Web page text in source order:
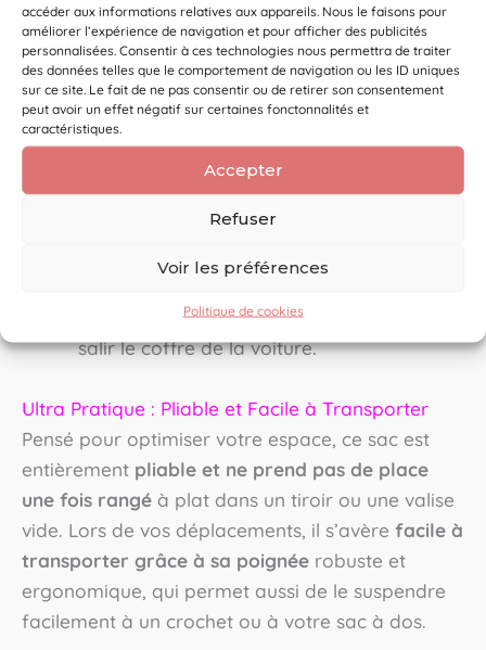
accéder aux informations relatives aux appareils. Nous le faisons pour
améliorer l’expérience de navigation et pour afficher des publicités
personnalisées. Consentir à ces technologies nous permettra de traiter
des données telles que le comportement de navigation ou les ID uniques
sur ce site. Le fait de ne pas consentir ou de retirer son consentement
peut avoir un effet négatif sur certaines fonctonnalités et
caractéristiques.
Accepter
Refuser
Voir les préférences
Politique de cookies
dans un tissu certifié Oeko-Tex, ce sac est
totalementimperméable et lavable.
Pour les sportifs :C’est le sac idéal pour
unjoueur de foot
ranger ses crampons pleins de terre après
le match.
Pour les amoureux de la nature :
balade pluvieuse
salir le coffre de la voiture.
Ultra Pratique : Pliable et Facile à Transporter
Pensé pour optimiser votre espace, ce sac est
entièrement pliable et ne prend pas de place
une fois rangé à plat dans un tiroir ou une valise
vide. Lors de vos déplacements, il s’avère facile à
transporter grâce à sa poignée robuste et
ergonomique, qui permet aussi de le suspendre
facilement à un crochet ou à votre sac à dos.